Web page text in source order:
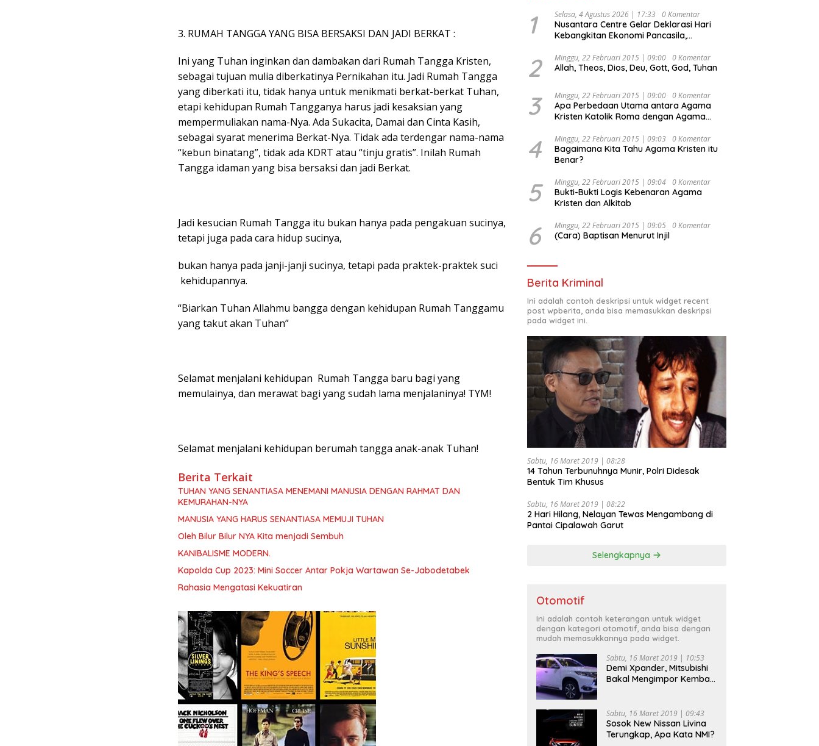
3. RUMAH TANGGA YANG BISA BERSAKSI DAN JADI BERKAT :
Ini yang Tuhan inginkan dan dambakan dari Rumah Tangga Kristen,
sebagai tujuan mulia diberkatinya Pernikahan itu. Jadi Rumah Tangga
yang diberkati itu, tidak hanya untuk menikmati berkat-berkat Tuhan,
etapi kehidupan Rumah Tangganya harus jadi kesaksian yang
mempermuliakan nama-Nya. Ada Sukacita, Damai dan Cinta Kasih,
sebagai syarat menerima Berkat-Nya. Tidak ada terdengar nama-nama
“kebun binatang”, tidak ada KDRT atau “tinju gratis”. Inilah Rumah
Tangga idaman yang bisa bersaksi dan jadi Berkat.
Jadi kesucian Rumah Tangga itu bukan hanya pada pengakuan sucinya,
tetapi juga pada cara hidup sucinya,
bukan hanya pada janji-janji sucinya, tetapi pada praktek-praktek suci
kehidupannya.
“Biarkan Tuhan Allahmu bangga dengan kehidupan Rumah Tanggamu
yang takut akan Tuhan”
Selamat menjalani kehidupan Rumah Tangga baru bagi yang
memulainya, dan merawat bagi yang sudah lama menjalaninya! TYM!
Selamat menjalani kehidupan berumah tangga anak-anak Tuhan!
Berita Terkait
TUHAN YANG SENANTIASA MENEMANI MANUSIA DENGAN RAHMAT DAN
KEMURAHAN-NYA
MANUSIA YANG HARUS SENANTIASA MEMUJI TUHAN
Oleh Bilur Bilur NYA Kita menjadi Sembuh
KANIBALISME MODERN.
Kapolda Cup 2023: Mini Soccer Antar Pokja Wartawan Se-Jabodetabek
Rahasia Mengatasi Kekuatiran
1 Selasa, 4 Agustus 2026 | 17:33 0 Komentar
Nusantara Centre Gelar Deklarasi Hari
Kebangkitan Ekonomi Pancasila,
Djojohadikusumo Anti Penjajahan
(Pergolakan Ekonomi Politik Indonesia) &
Undang Perekonomian Nasional dan
Kesejahteraan Sosial dalam Menata
Bangsa Menuju Indonesia Emas 2045”,
2 Minggu, 22 Februari 2015 | 09:00 0 Komentar
Allah, Theos, Dios, Deu, Gott, God, Tuhan
3 Minggu, 22 Februari 2015 | 09:00 0 Komentar
Apa Perbedaan Utama antara Agama
Kristen Katolik Roma dengan Agama
4 Minggu, 22 Februari 2015 | 09:03 0 Komentar
Bagaimana Kita Tahu Agama Kristen itu
Benar?
5 Minggu, 22 Februari 2015 | 09:04 0 Komentar
Bukti-Bukti Logis Kebenaran Agama
Kristen dan Alkitab
6 Minggu, 22 Februari 2015 | 09:05 0 Komentar
(Cara) Baptisan Menurut Injil
Berita Kriminal
Ini adalah contoh deskripsi untuk widget recent
post wpberita, anda bisa memasukkan deskripsi
pada widget ini.
Sabtu, 16 Maret 2019 | 08:28
14 Tahun Terbunuhnya Munir, Polri Didesak
Bentuk Tim Khusus
Sabtu, 16 Maret 2019 | 08:22
2 Hari Hilang, Nelayan Tewas Mengambang di
Pantai Cipalawah Garut
Selengkapnya
Otomotif
Ini adalah contoh keterangan untuk widget
dengan kategori otomotif, anda bisa dengan
mudah memasukkannya pada widget.
Sabtu, 16 Maret 2019 | 10:53
Demi Xpander, Mitsubishi
Bakal Mengimpor Kembali
Sabtu, 16 Maret 2019 | 09:43
Sosok New Nissan Livina
Terungkap, Apa Kata NMI?